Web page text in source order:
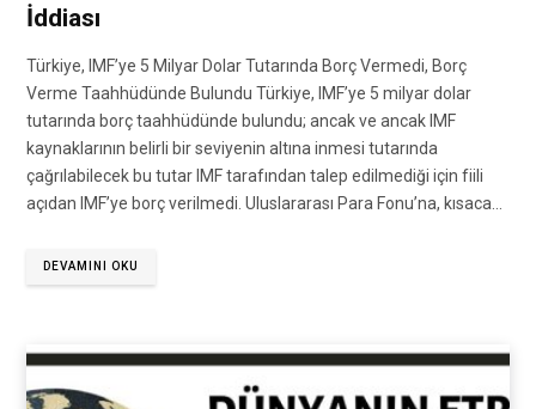
İddiası
Türkiye, IMF’ye 5 Milyar Dolar Tutarında Borç Vermedi, Borç
Verme Taahhüdünde Bulundu Türkiye, IMF’ye 5 milyar dolar
tutarında borç taahhüdünde bulundu; ancak ve ancak IMF
kaynaklarının belirli bir seviyenin altına inmesi tutarında
çağrılabilecek bu tutar IMF tarafından talep edilmediği için fiili
açıdan IMF’ye borç verilmedi. Uluslararası Para Fonu’na, kısaca…
DEVAMINI OKU